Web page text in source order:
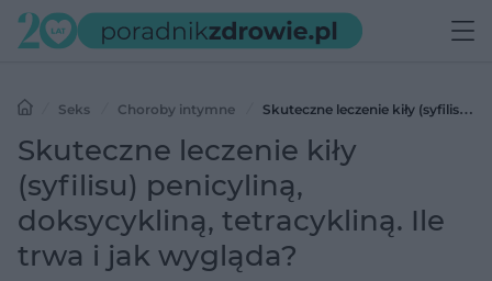
Seks Choroby intymne
Skuteczne leczenie kiły (syfilisu)
penicyliną, doksycykliną, tetracykliną. Ile trwa i jak wygląda?
Skuteczne leczenie kiły
(syfilisu) penicyliną,
doksycykliną, tetracykliną. Ile
trwa i jak wygląda?